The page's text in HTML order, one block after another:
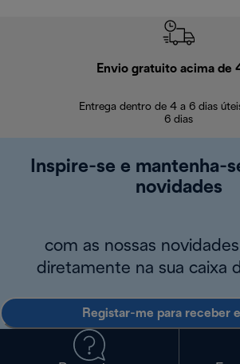
Envio gratuito acima de
Entrega dentro de 4 a 6 dias
6 dias
Inspire-se e mantenha-
novidades
com as nossas
diretamente na sua caixa
Registar-me para receber